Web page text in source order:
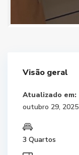
Visão geral
Atualizado em:
outubro 29, 2025
3 Quartos